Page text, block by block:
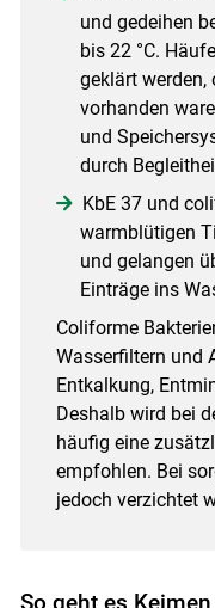
und gedeihen
bis 22 °C.
geklärt werden,
vorhanden
und
durch
KbE 37 und
warmblütigen
und gelangen
Einträge ins
Coliforme
Wasserfiltern und
Entkalkung,
Deshalb wird bei
häufig eine
empfohlen. Bei
jedoch verzichtet